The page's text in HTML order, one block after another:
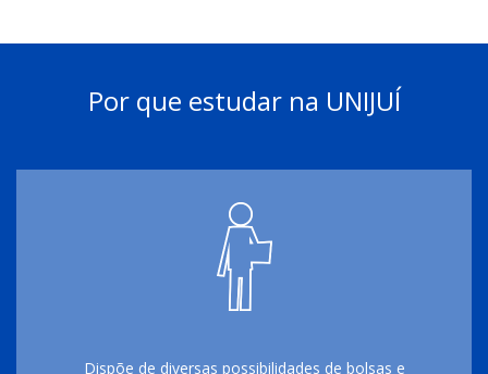
Por que estudar na UNIJUÍ
Dispõe de diversas possibilidades de bolsas e